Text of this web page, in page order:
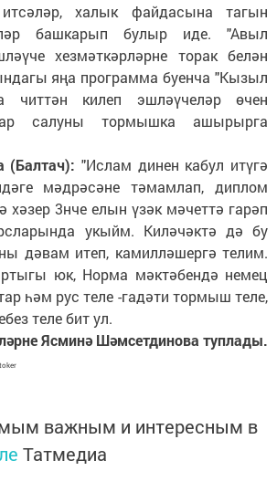
халык файдасына тагын
башкарып булыр иде. "Авыл
хезмәткәрләрне торак белән
яңа программа буенча "Кызыл
читтән килеп эшләүчеләр өчен
салуны тормышка ашырырга
(Балтач): "Ислам динен кабул итүгә
мәдрәсәне тәмамлап, диплом
3нче елын үзәк мәчеттә гарәп
укыйм. Киләчәктә дә бу
дәвам итеп, камилләшергә телим.
юк, Норма мәктәбендә немец
һәм рус теле -гадәти тормыш теле,
теле бит ул.
Ясминә Шәмсетдинова туплады.
важным и интересным в
Татмедиа